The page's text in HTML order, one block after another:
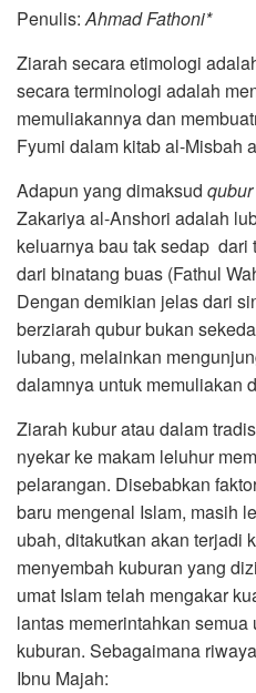
Penulis:Ahmad Fathoni*
Ziarah secara etimologi
secara terminologi adalah
memuliakannya dan
Fyumi dalam kitab al-Misbah
Adapun yang dimaksud qubur
Zakariya al-Anshori adalah
keluarnya bau tak sedap dari
dari binatang buas (Fathul
Dengan demikian jelas dari
berziarah qubur bukan
lubang, melainkan
dalamnya untuk memuliakan
Ziarah kubur atau dalam
nyekar ke makam leluhur
pelarangan. Disebabkan
baru mengenal Islam, masih
ubah, ditakutkan akan terjadi
menyembah kuburan yang
umat Islam telah mengakar
lantas memerintahkan
kuburan. Sebagaimana
Ibnu Majah: